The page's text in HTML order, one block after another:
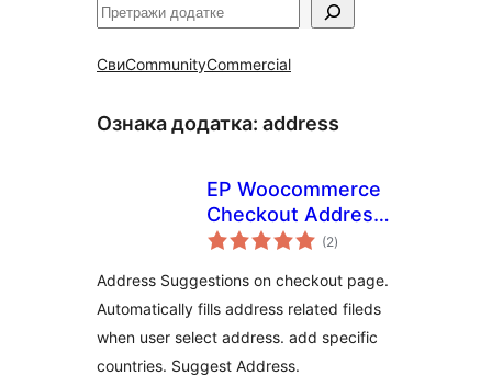
Претрага
СвиCommunityCommercial
Ознака додатка: address
EP Woocommerce
Checkout Address
AutoComplete
(2укупних
оцена
)
Address Suggestions on checkout page.
Automatically fills address related fileds
when user select address. add specific
countries. Suggest Address.